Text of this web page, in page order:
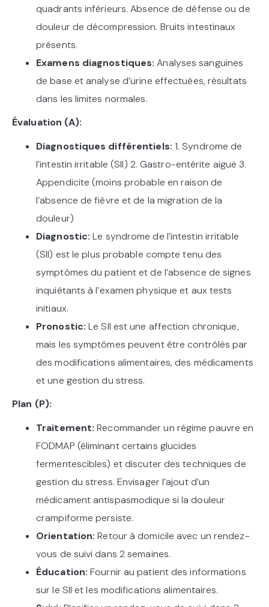
quadrants inférieurs. Absence de défense ou de
douleur de décompression. Bruits intestinaux
présents.
Examens diagnostiques:Analyses sanguines
de base et analyse d’urine effectuées, résultats
dans les limites normales.
Évaluation (A):
Diagnostiques différentiels: 1. Syndrome de
l’intestin irritable (SII) 2. Gastro-entérite aiguë 3.
Appendicite (moins probable en raison de
l’absence de fièvre et de la migration de la
douleur)
Diagnostic:Le syndrome de l’intestin irritable
(SII) est le plus probable compte tenu des
symptômes du patient et de l’absence de signes
inquiétants à l’examen physique et aux tests
initiaux.
Pronostic:Le SII est une affection chronique,
mais les symptômes peuvent être contrôlés par
des modifications alimentaires, des médicaments
et une gestion du stress.
Plan (P):
Traitement:Recommander un régime pauvre en
FODMAP (éliminant certains glucides
fermentescibles) et discuter des techniques de
gestion du stress. Envisager l’ajout d’un
médicament antispasmodique si la douleur
crampiforme persiste.
Orientation:Retour à domicile avec un rendez-
vous de suivi dans 2 semaines.
Éducation:Fournir au patient des informations
sur le SII et les modifications alimentaires.